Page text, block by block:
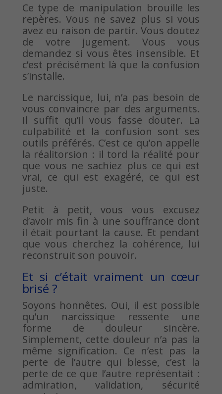
Ce type de manipulation brouille les
repères. Vous ne savez plus si vous
avez eu raison de partir. Vous doutez
de votre jugement. Vous vous
demandez si vous êtes insensible. Et
c’est précisément là que la confusion
s’installe.
Le narcissique, lui, n’a pas besoin de
vous convaincre par des arguments.
Il suffit qu’il vous fasse douter. La
culpabilité et la confusion sont ses
outils préférés. C’est ce qu’on appelle
la réalitorsion : il tord la réalité pour
que vous ne sachiez plus ce qui est
vrai, ce qui est exagéré, ce qui est
juste.
Petit à petit, vous vous excusez
d’avoir mis fin à une souffrance dont
il était pourtant la cause. Et pendant
que vous cherchez la cohérence, lui
reconstruit son pouvoir.
Et si c’était vraiment un cœur
brisé ?
Soyons honnêtes. Oui, il est possible
qu’un narcissique ressente une
forme de douleur sincère.
Simplement, cette douleur n’a pas la
même signification. Ce n’est pas la
perte de l’autre qui blesse, c’est la
perte de ce que l’autre représentait :
admiration, validation, sécurité